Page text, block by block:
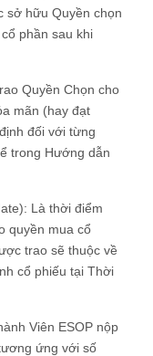
sở hữu Quyền chọn
phần sau khi
Quyền Chọn cho
mãn (hay đạt
đối với từng
trong Hướng dẫn
Là thời điểm
quyền mua cổ
trao sẽ thuộc về
cổ phiếu tại Thời
Viên ESOP nộp
ứng với số